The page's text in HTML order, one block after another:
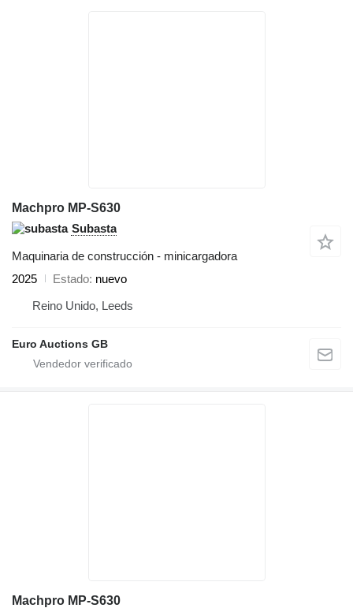
Machpro MP-S630
Subasta
Maquinaria de construcción - minicargadora
2025
Estado nuevo
Reino Unido, Leeds
Euro Auctions GB
Machpro MP-S630